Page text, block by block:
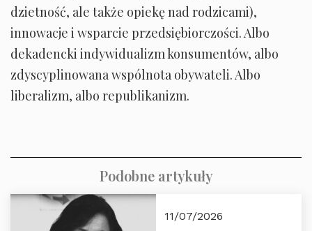
dzietność, ale także opiekę nad rodzicami),
innowacje i wsparcie przedsiębiorczości. Albo
dekadencki indywidualizm konsumentów, albo
zdyscyplinowana wspólnota obywateli. Albo
liberalizm, albo republikanizm.
Podobne artykuły
11/07/2026